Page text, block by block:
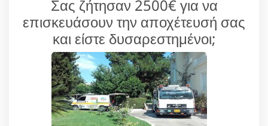
Σας ζήτησαν 2500€ για να
επισκευάσουν την αποχέτευσή σας
και είστε δυσαρεστημένοι;